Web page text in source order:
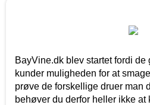
BayVine.dk blev startet fordi
kunder muligheden for at
prøve de forskellige druer man
behøver du derfor heller ikke